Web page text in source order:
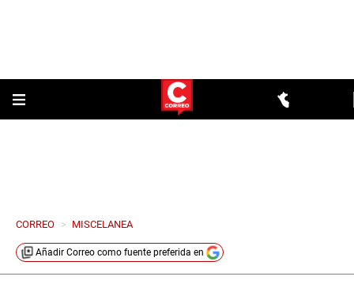
CORREO > MISCELANEA
Añadir Correo como fuente preferida en